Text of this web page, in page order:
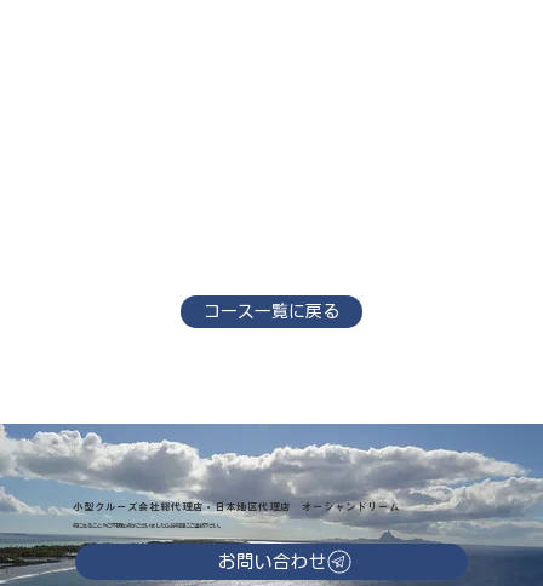
コース一覧に戻る
小型クルーズ会社総代理店・日本地区代理店 オーシャンドリーム
気になることやご不明な点がございましたらお気軽にご連絡下さい。
お問い合わせ